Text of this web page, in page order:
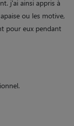
j'ai ainsi appris à
ou les motive,
pour eux pendant